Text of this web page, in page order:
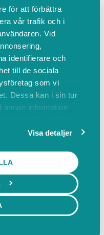
för att förbättra
vår trafik och i
Vid
identifierare och
till de sociala
som vi
Dessa kan i sin tur
annan information
Visa detaljer
- VIP
får du ta med
på alkoholfritt
sällskapet, samt
att hålla upp.